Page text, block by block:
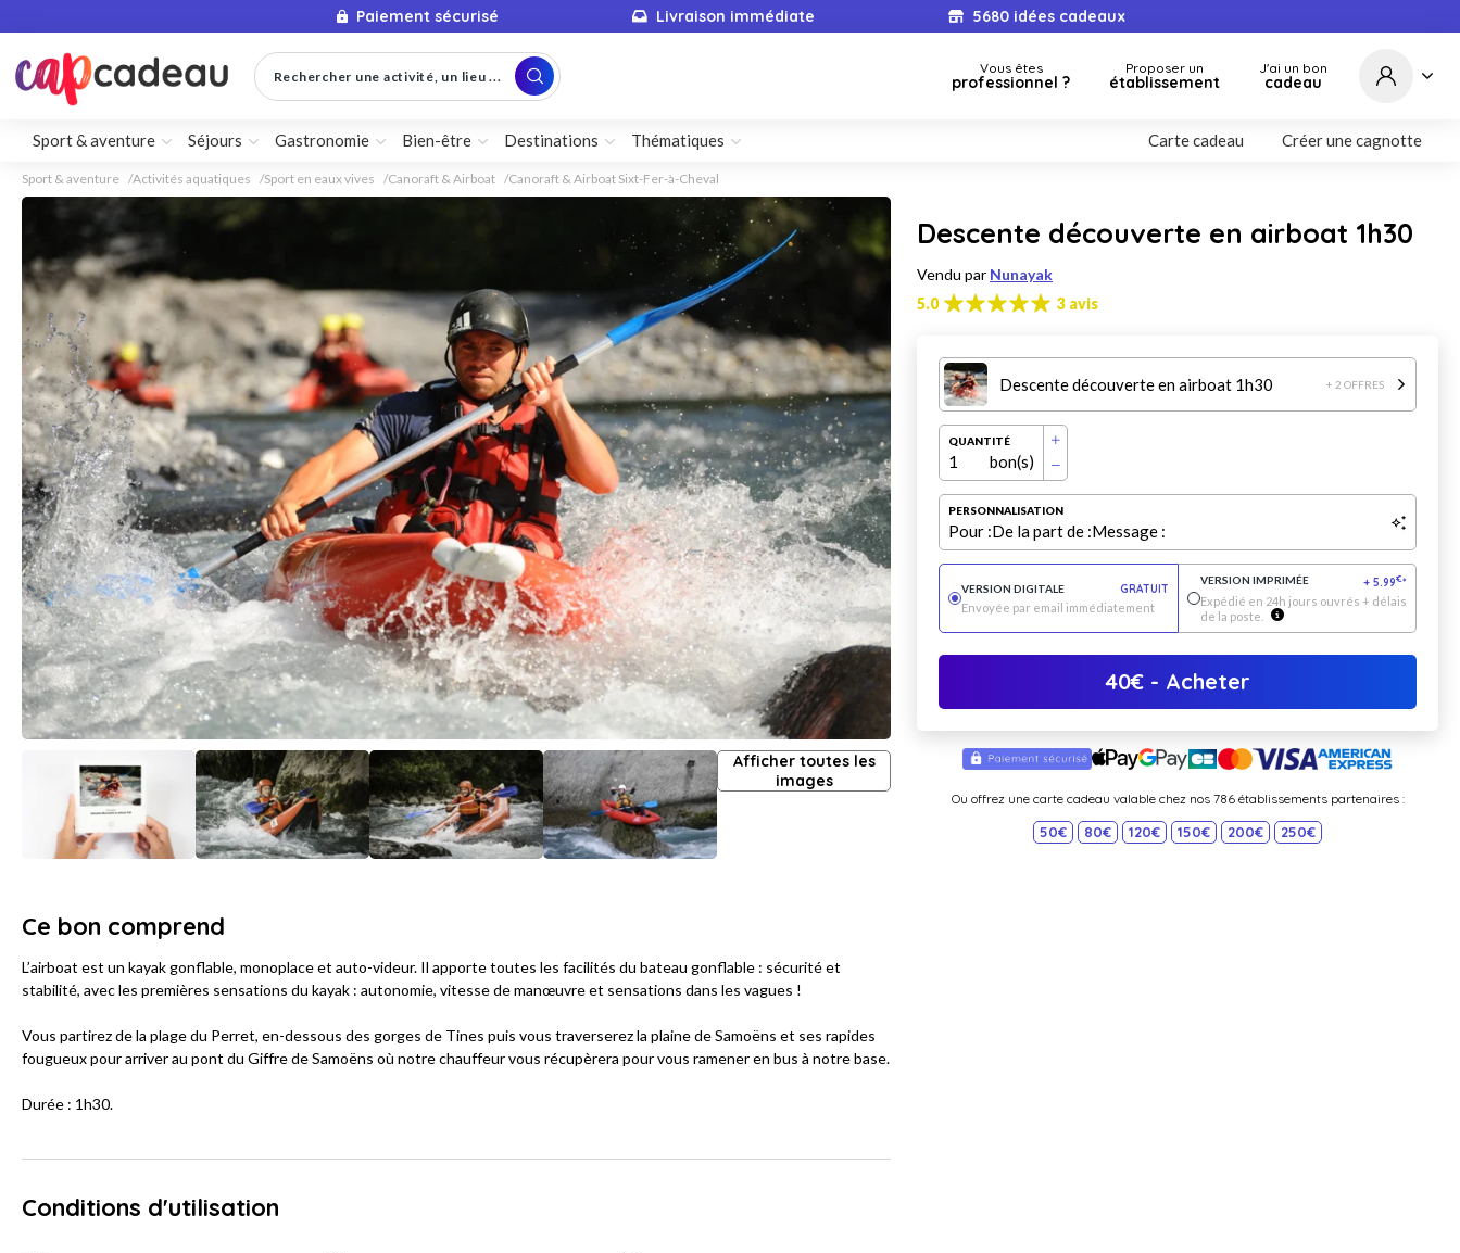
Paiement sécurisé Livraison immédiate 5680idées cadeaux
Rechercher une activité, un lieu ... Vous êtes
professionnel ?
Proposer un
établissement
J'ai un bon
cadeau
Sport & aventure Séjours Gastronomie Bien-être Destinations Thématiques Carte cadeau Créer une cagnotte
Sport & aventure Activités aquatiques Sport en eaux vives Canoraft & Airboat Canoraft & Airboat Sixt-Fer-à-Cheval
Afficher toutes les
images
Descente découverte en airboat 1h30
Vendu par Nunayak
5.0
3 avis
Descente découverte en airboat 1h30 + 2 OFFRES
QUANTITÉ
1 bon(s)
PERSONNALISATION
Pour :De la part de :Message :
VERSION DIGITALE
GRATUIT
Envoyée par email immédiatement
VERSION IMPRIMÉE + 5.99€*
Expédié en 24h jours ouvrés + délais
de la poste.
40€ - Acheter
Ou offrez une carte cadeau valable chez nos 786 établissements partenaires :
50€ 80€ 120€ 150€ 200€ 250€
Ce bon comprend
L’airboat est un kayak gonflable, monoplace et auto-videur. Il apporte toutes les facilités du bateau gonflable : sécurité et
stabilité, avec les premières sensations du kayak : autonomie, vitesse de manœuvre et sensations dans les vagues !
Vous partirez de la plage du Perret, en-dessous des gorges de Tines puis vous traverserez la plaine de Samoëns et ses rapides
fougueux pour arriver au pont du Giffre de Samoëns où notre chauffeur vous récupèrera pour vous ramener en bus à notre base.
Durée : 1h30.
Conditions d'utilisation